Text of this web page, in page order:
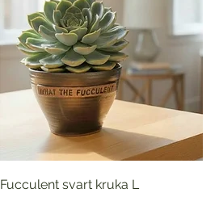
Fucculent svart kruka L